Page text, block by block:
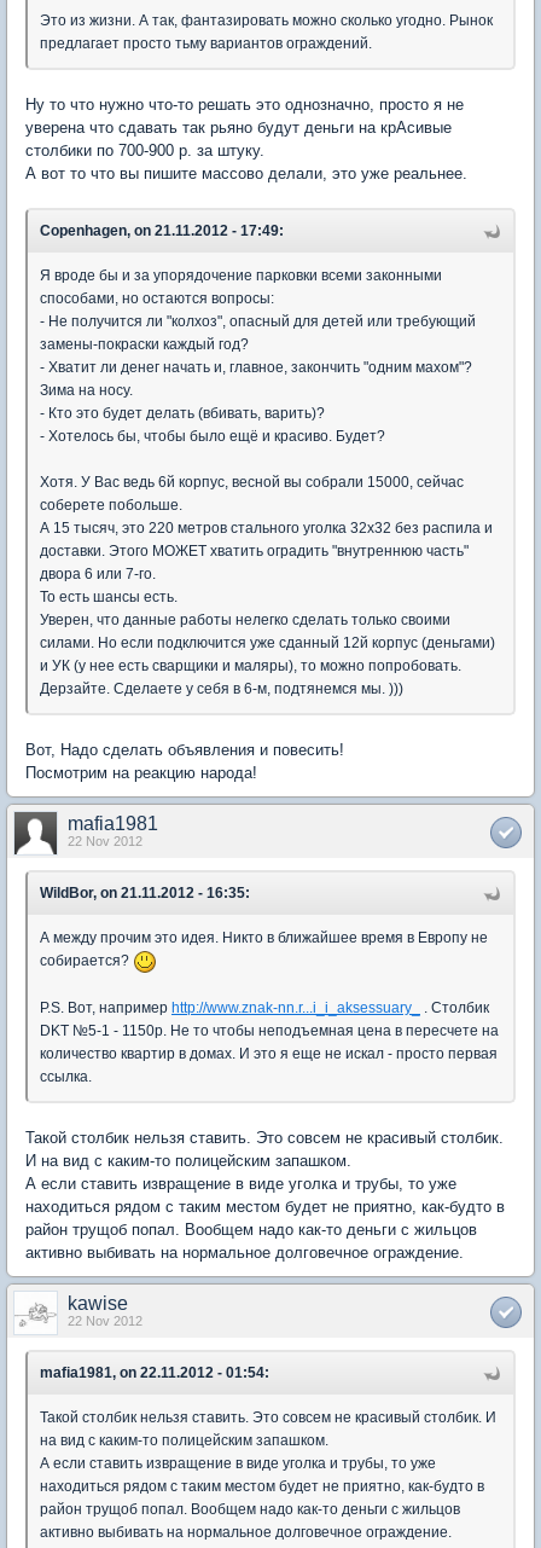
Это из жизни. А так, фантазировать можно сколько угодно. Рынок
предлагает просто тьму вариантов ограждений.
Ну то что нужно что-то решать это однозначно, просто я не
уверена что сдавать так рьяно будут деньги на крАсивые
столбики по 700-900 р. за штуку.
А вот то что вы пишите массово делали, это уже реальнее.
Copenhagen, on 21.11.2012 - 17:49:
Я вроде бы и за упорядочение парковки всеми законными
способами, но остаются вопросы:
- Не получится ли "колхоз", опасный для детей или требующий
замены-покраски каждый год?
- Хватит ли денег начать и, главное, закончить "одним махом"?
Зима на носу.
- Кто это будет делать (вбивать, варить)?
- Хотелось бы, чтобы было ещё и красиво. Будет?
Хотя. У Вас ведь 6й корпус, весной вы собрали 15000, сейчас
соберете побольше.
А 15 тысяч, это 220 метров стального уголка 32х32 без распила и
доставки. Этого МОЖЕТ хватить оградить "внутреннюю часть"
двора 6 или 7-го.
То есть шансы есть.
Уверен, что данные работы нелегко сделать только своими
силами. Но если подключится уже сданный 12й корпус (деньгами)
и УК (у нее есть сварщики и маляры), то можно попробовать.
Дерзайте. Сделаете у себя в 6-м, подтянемся мы. )))
Вот, Надо сделать объявления и повесить!
Посмотрим на реакцию народа!
mafia1981
22 Nov 2012
WildBor, on 21.11.2012 - 16:35:
А между прочим это идея. Никто в ближайшее время в Европу не
собирается?
P.S. Вот, например http://www.znak-nn.r...i_i_aksessuary_
. Столбик
DKT №5-1 - 1150р. Не то чтобы неподъемная цена в пересчете на
количество квартир в домах. И это я еще не искал - просто первая
ссылка.
Такой столбик нельзя ставить. Это совсем не красивый столбик.
И на вид с каким-то полицейским запашком.
А если ставить извращение в виде уголка и трубы, то уже
находиться рядом с таким местом будет не приятно, как-будто в
район трущоб попал. Вообщем надо как-то деньги с жильцов
активно выбивать на нормальное долговечное ограждение.
kawise
22 Nov 2012
mafia1981, on 22.11.2012 - 01:54:
Такой столбик нельзя ставить. Это совсем не красивый столбик. И
на вид с каким-то полицейским запашком.
А если ставить извращение в виде уголка и трубы, то уже
находиться рядом с таким местом будет не приятно, как-будто в
район трущоб попал. Вообщем надо как-то деньги с жильцов
активно выбивать на нормальное долговечное ограждение.